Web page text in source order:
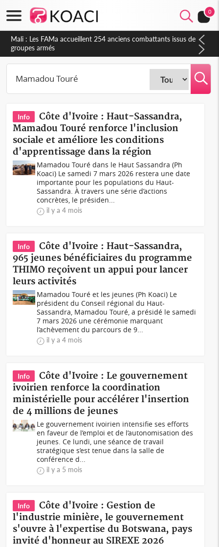
0
Côte d'Ivoire : Election FIF, le frère de feu Sidy Diallo se lance
dans la course
Info
Côte d'Ivoire : Haut-Sassandra,
Mamadou Touré renforce l'inclusion
sociale et améliore les conditions
d'apprentissage dans la région
Mamadou Touré dans le Haut Sassandra (Ph
Koaci) Le samedi 7 mars 2026 restera une date
importante pour les populations du Haut-
Sassandra. À travers une série d’actions
concrètes, le présiden...
il y a 4 mois
Info
Côte d'Ivoire : Haut-Sassandra,
965 jeunes bénéficiaires du programme
THIMO reçoivent un appui pour lancer
leurs activités
Mamadou Touré et les jeunes (Ph Koaci) Le
président du Conseil régional du Haut-
Sassandra, Mamadou Touré, a présidé le samedi
7 mars 2026 une cérémonie marquant
l’achèvement du parcours de 9...
il y a 4 mois
Info
Côte d'Ivoire : Le gouvernement
ivoirien renforce la coordination
ministérielle pour accélérer l'insertion
de 4 millions de jeunes
Le gouvernement ivoirien intensifie ses efforts
en faveur de l’emploi et de l’autonomisation des
jeunes. Ce lundi, une séance de travail
stratégique s’est tenue dans la salle de
conférence d...
il y a 5 mois
Info
Côte d'Ivoire : Gestion de
l'industrie minière, le gouvernement
s'ouvre à l'expertise du Botswana, pays
invité d'honneur au SIREXE 2026